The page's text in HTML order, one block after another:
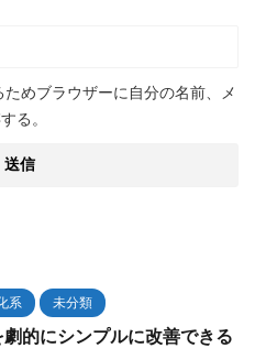
めブラウザーに自分の名前、メ
る。
系 未分類
劇的にシンプルに改善できる